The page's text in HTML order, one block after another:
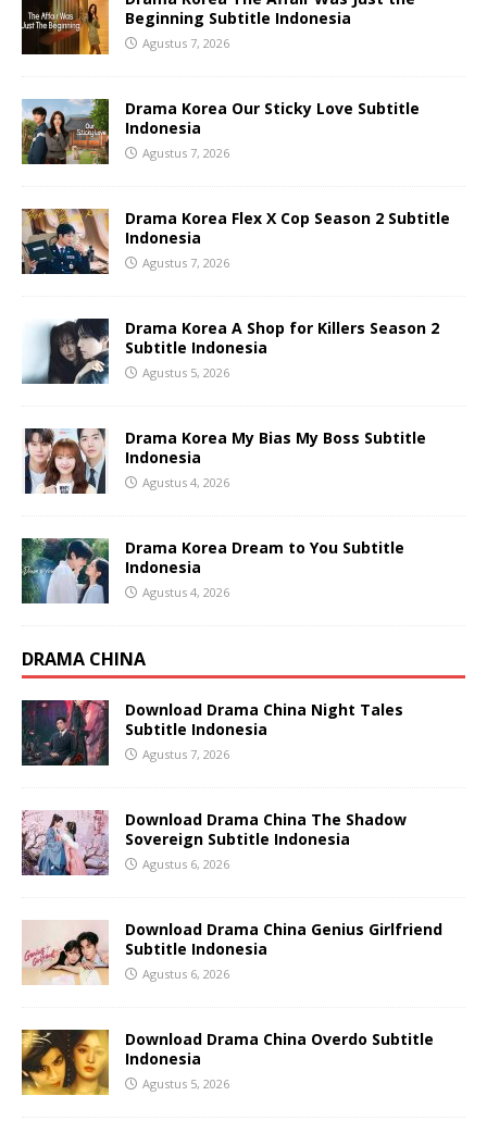
Beginning Subtitle Indonesia
Agustus 7, 2026
Drama Korea Our Sticky Love Subtitle
Indonesia
Agustus 7, 2026
Drama Korea Flex X Cop Season 2 Subtitle
Indonesia
Agustus 7, 2026
Drama Korea A Shop for Killers Season 2
Subtitle Indonesia
Agustus 5, 2026
Drama Korea My Bias My Boss Subtitle
Indonesia
Agustus 4, 2026
Drama Korea Dream to You Subtitle
Indonesia
Agustus 4, 2026
DRAMA CHINA
Download Drama China Night Tales
Subtitle Indonesia
Agustus 7, 2026
Download Drama China The Shadow
Sovereign Subtitle Indonesia
Agustus 6, 2026
Download Drama China Genius Girlfriend
Subtitle Indonesia
Agustus 6, 2026
Download Drama China Overdo Subtitle
Indonesia
Agustus 5, 2026